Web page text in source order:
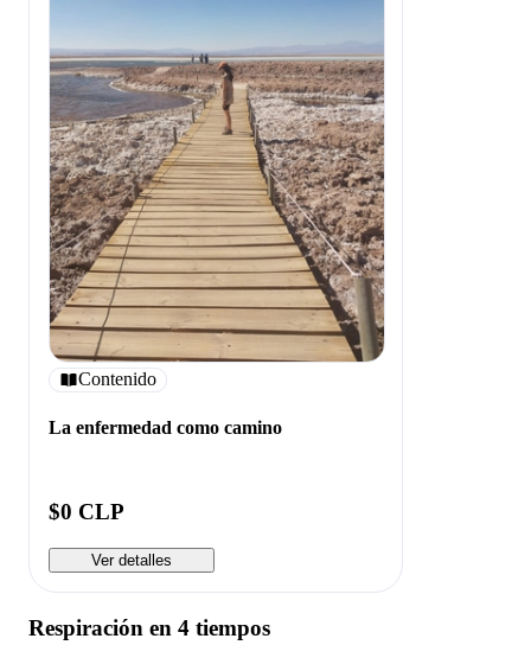
Contenido
La enfermedad como camino
$0 CLP
Ver detalles
Respiración en 4 tiempos